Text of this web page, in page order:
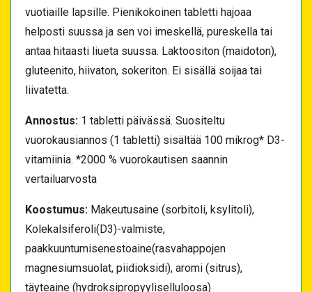
vuotiaille lapsille. Pienikokoinen tabletti hajoaa
helposti suussa ja sen voi imeskellä, pureskella tai
antaa hitaasti liueta suussa. Laktoositon (maidoton),
gluteenito, hiivaton, sokeriton. Ei sisällä soijaa tai
liivatetta.
Annostus: 1 tabletti päivässä. Suositeltu
vuorokausiannos (1 tabletti) sisältää 100 mikrog* D3-
vitamiinia. *2000 % vuorokautisen saannin
vertailuarvosta
Koostumus: Makeutusaine (sorbitoli, ksylitoli),
Kolekalsiferoli(D3)-valmiste,
paakkuuntumisenestoaine(rasvahappojen
magnesiumsuolat, piidioksidi), aromi (sitrus),
täyteaine (hydroksipropyyliselluloosa)